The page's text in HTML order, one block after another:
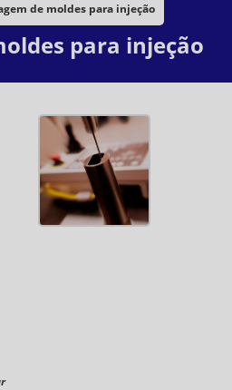
de moldes para injeção
para injeção